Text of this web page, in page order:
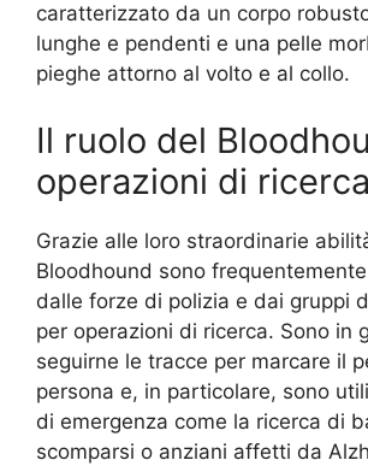
caratterizzato da un corpo
lunghe e pendenti e una pelle
pieghe attorno al volto e al collo.
Il ruolo del
operazioni di ricerca
Grazie alle loro straordinarie
Bloodhound sono
dalle forze di polizia e dai gruppi
per operazioni di ricerca. Sono in
seguirne le tracce per marcare il
persona e, in particolare, sono
di emergenza come la ricerca di
scomparsi o anziani affetti da